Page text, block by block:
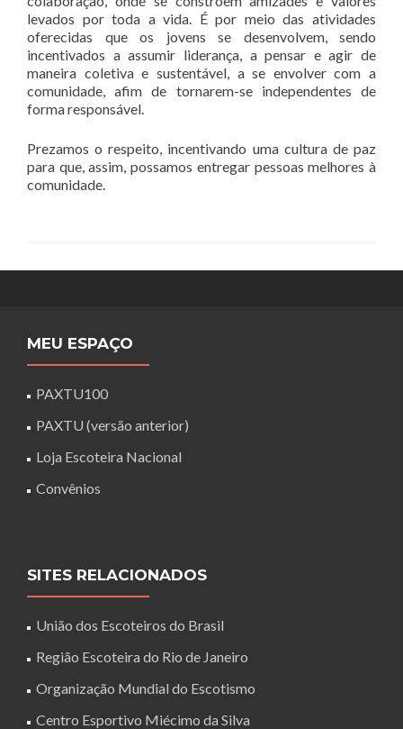
levados por toda a vida. É por meio das atividades
oferecidas que os jovens se desenvolvem, sendo
incentivados a assumir liderança, a pensar e agir de
maneira coletiva e sustentável, a se envolver com a
comunidade, afim de tornarem-se independentes de
forma responsável.
Prezamos o respeito, incentivando uma cultura de paz
para que, assim, possamos entregar pessoas melhores à
comunidade.
MEU ESPAÇO
PAXTU100
PAXTU (versão anterior)
Loja Escoteira Nacional
Convênios
SITES RELACIONADOS
União dos Escoteiros do Brasil
Região Escoteira do Rio de Janeiro
Organização Mundial do Escotismo
Centro Esportivo Miécimo da Silva